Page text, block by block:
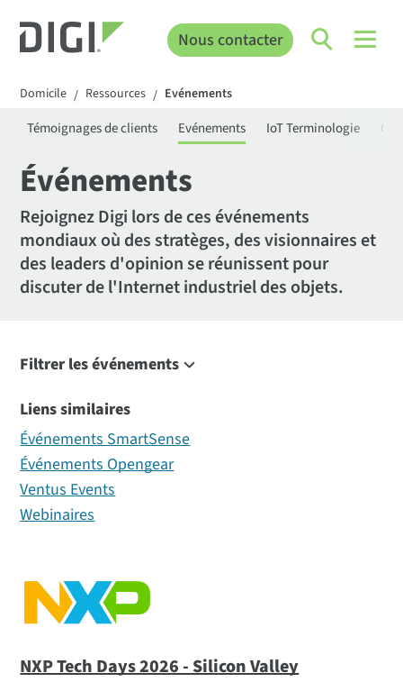
Nous contacter
Domicile / Ressources / Evénements
Témoignages de clients Evénements IoT Terminologie
Événements
Rejoignez Digi lors de ces événements
mondiaux où des stratèges, des visionnaires et
des leaders d'opinion se réunissent pour
discuter de l'Internet industriel des objets.
Filtrer les événements
Webinar (1)
Tradeshows (14)
Liens similaires
Événements SmartSense
Événements Opengear
Ventus Events
Webinaires
NXP Tech Days 2026 - Silicon Valley